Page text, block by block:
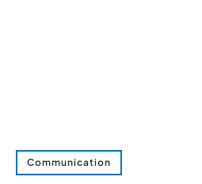
Communication